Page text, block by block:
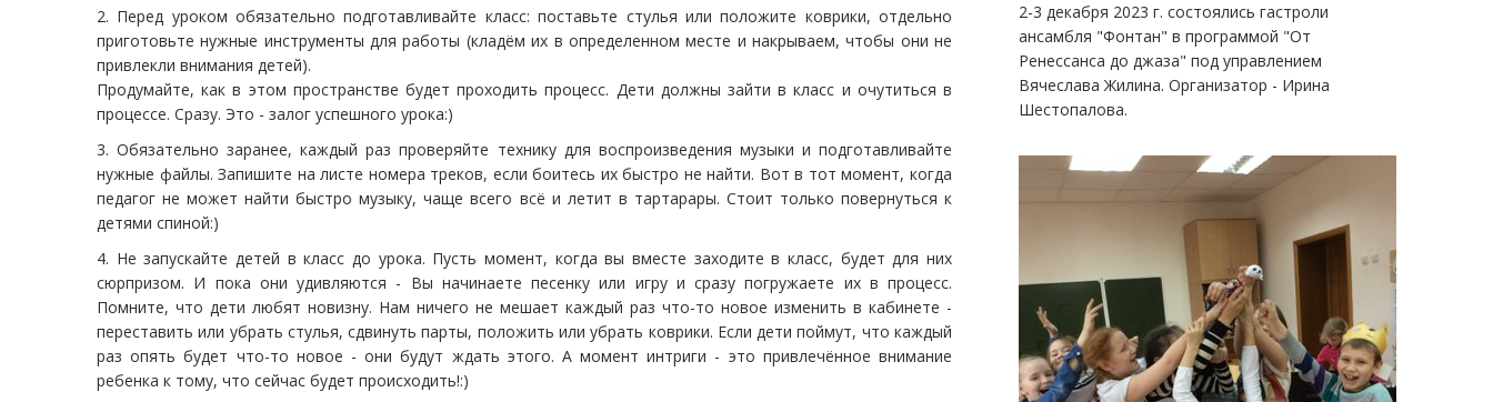
2. Перед уроком обязательно подготавливайте класс: поставьте стулья или положите коврики, отдельно
приготовьте нужные инструменты для работы (кладём их в определенном месте и накрываем, чтобы они не
привлекли внимания детей).
Продумайте, как в этом пространстве будет проходить процесс. Дети должны зайти в класс и очутиться в
процессе. Сразу. Это - залог успешного урока:)
3. Обязательно заранее, каждый раз проверяйте технику для воспроизведения музыки и подготавливайте
нужные файлы. Запишите на листе номера треков, если боитесь их быстро не найти. Вот в тот момент, когда
педагог не может найти быстро музыку, чаще всего всё и летит в тартарары. Стоит только повернуться к
детями спиной:)
4. Не запускайте детей в класс до урока. Пусть момент, когда вы вместе заходите в класс, будет для них
сюрпризом. И пока они удивляются - Вы начинаете песенку или игру и сразу погружаете их в процесс.
Помните, что дети любят новизну. Нам ничего не мешает каждый раз что-то новое изменить в кабинете -
переставить или убрать стулья, сдвинуть парты, положить или убрать коврики. Если дети поймут, что каждый
раз опять будет что-то новое - они будут ждать этого. А момент интриги - это привлечённое внимание
ребенка к тому, что сейчас будет происходить!:)
2-3 декабря 2023 г. состоялись гастроли
ансамбля "Фонтан" в программой "От
Ренессанса до джаза" под управлением
Вячеслава Жилина. Организатор - Ирина
Шестопалова.